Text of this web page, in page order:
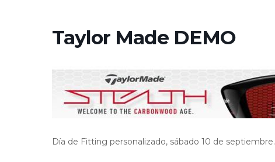
Taylor Made DEMO
Día de Fitting personalizado, sábado 10 de septiembre.